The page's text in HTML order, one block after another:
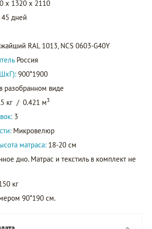
x 1320 x 2110
45 дней
RAL 1013, NCS 0603-G40Y
Россия
900*1900
в разобранном виде
кг / 0.421 м3
3
Микровелюр
матраса: 18-20 см
дно. Матрас и текстиль в комплект не
кг
90*190 см.